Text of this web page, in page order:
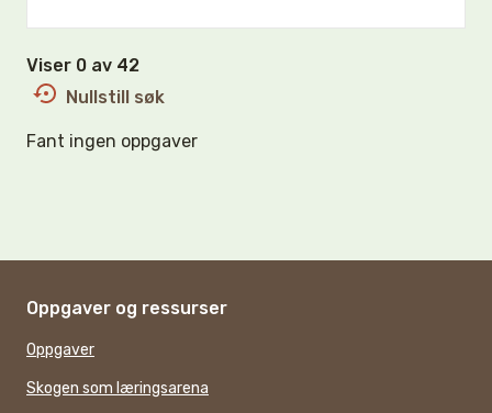
Viser 0 av 42
Nullstill søk
Fant ingen oppgaver
Oppgaver og ressurser
Oppgaver
Skogen som læringsarena